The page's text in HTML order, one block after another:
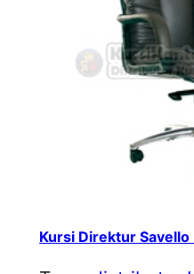
Kursi Direktur Savello